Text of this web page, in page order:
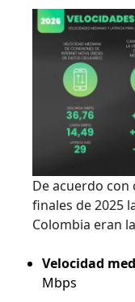
De acuerdo con
finales de 2025
Colombia eran
Velocidad
Mbps